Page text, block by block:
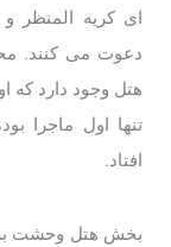
ای کریه المنظر
دعوت می کنند.
هتل وجود دارد که
تنها اول ماجرا
افتاد.